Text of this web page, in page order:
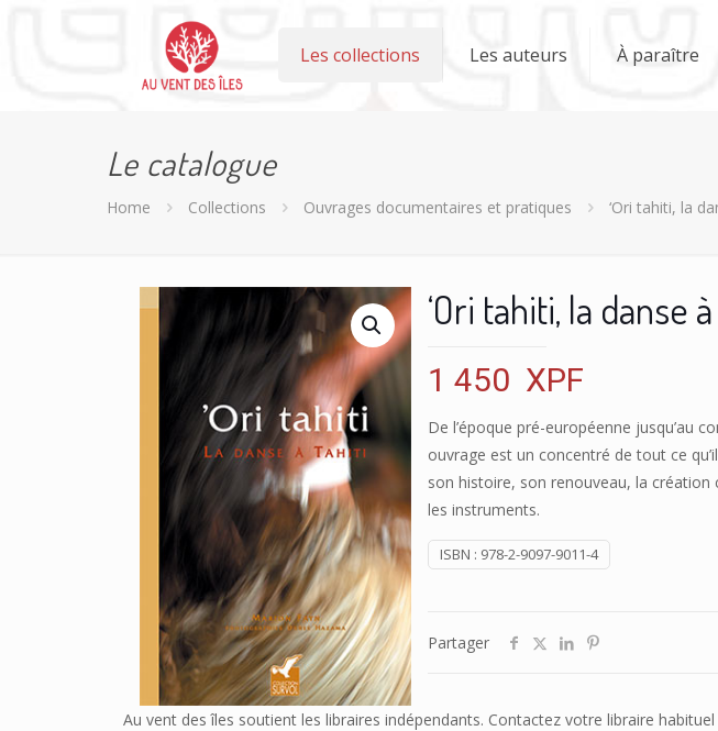
Les collections Les auteurs À paraître
Le catalogue
Home Collections Ouvrages documentaires et pratiques ‘Ori tahiti, la
‘Ori tahiti, la danse
1 450 XPF
De l’époque pré-européenne jusqu’au
ouvrage est un concentré de tout ce
son histoire, son renouveau, la
les instruments.
ISBN : 978-2-9097-9011-4
Partager
Au vent des îles soutient les libraires indépendants. Contactez votre libraire